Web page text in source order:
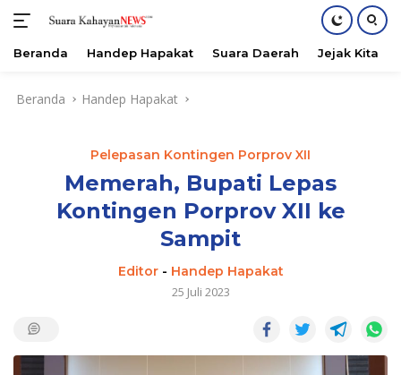
Beranda Handep Hapakat Suara Daerah Jejak Kita
Beranda Handep Hapakat
Pelepasan Kontingen Porprov XII
Memerah, Bupati Lepas
Kontingen Porprov XII ke
Sampit
Editor- Handep Hapakat
25 Juli 2023